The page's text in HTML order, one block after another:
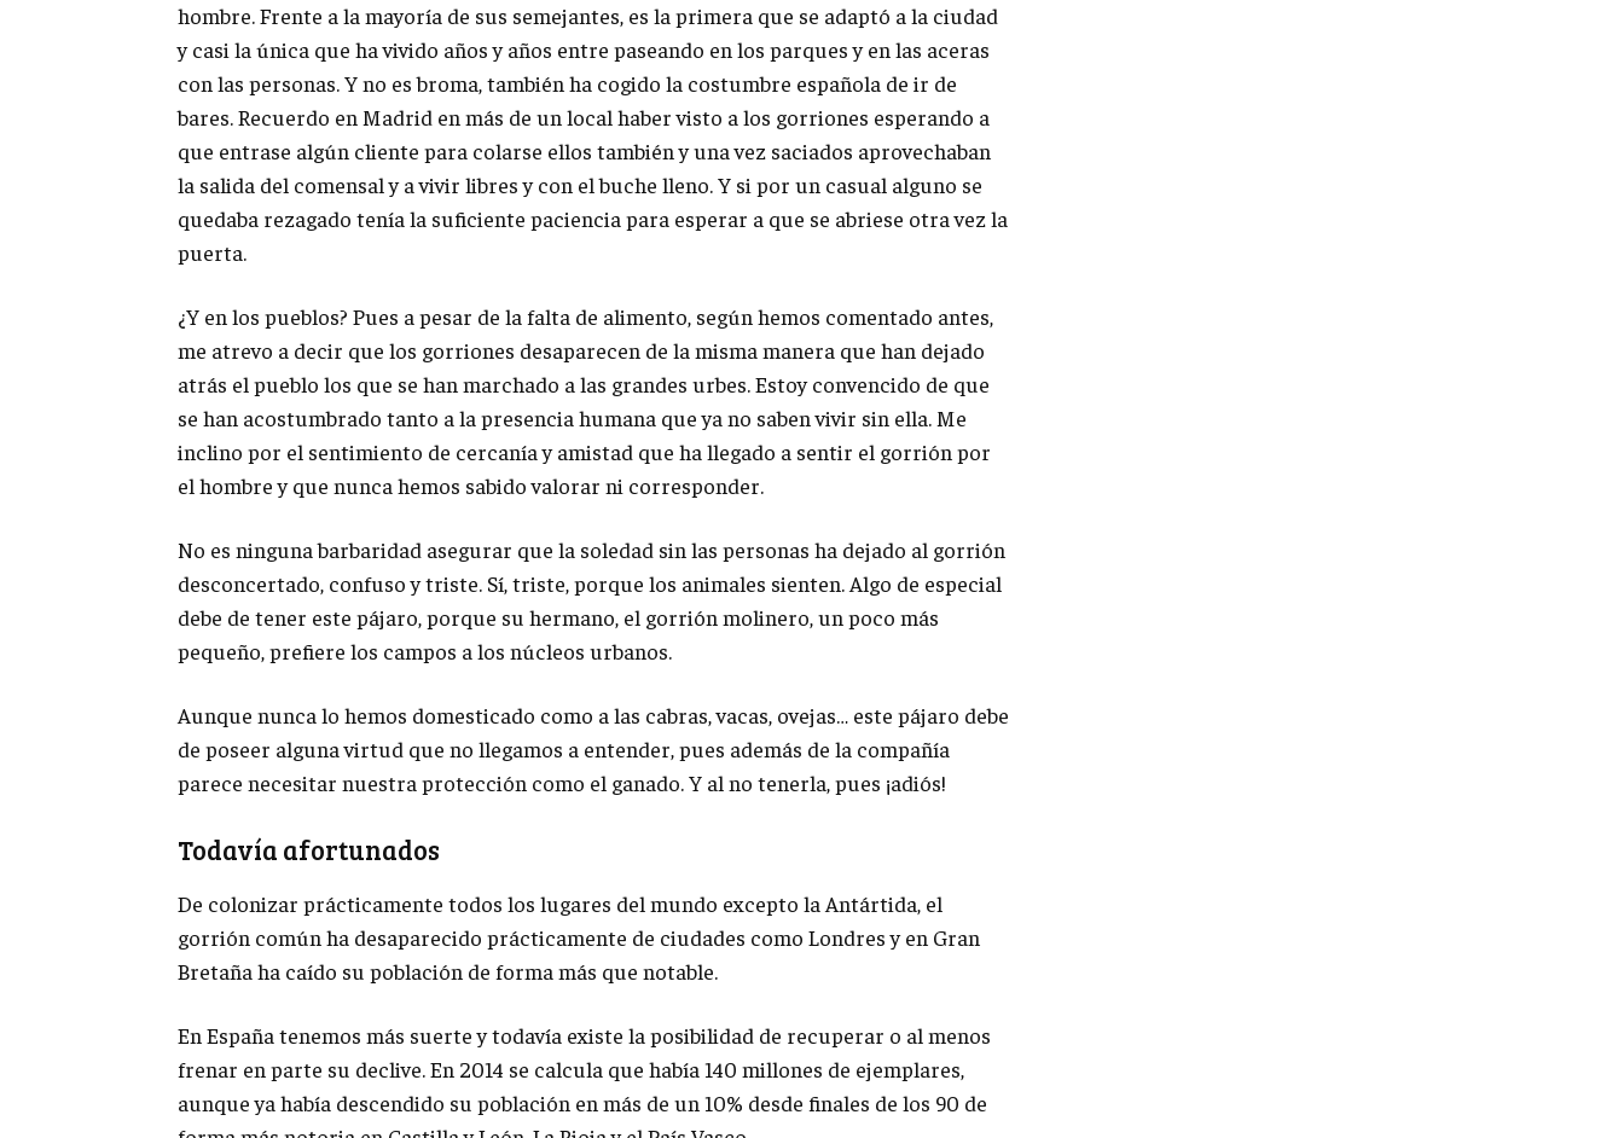
hombre. Frente a la mayoría de sus semejantes, es la primera que se adaptó a la ciudad
y casi la única que ha vivido años y años entre paseando en los parques y en las aceras
con las personas. Y no es broma, también ha cogido la costumbre española de ir de
bares. Recuerdo en Madrid en más de un local haber visto a los gorriones esperando a
que entrase algún cliente para colarse ellos también y una vez saciados aprovechaban
la salida del comensal y a vivir libres y con el buche lleno. Y si por un casual alguno se
quedaba rezagado tenía la suficiente paciencia para esperar a que se abriese otra vez la
puerta.
¿Y en los pueblos? Pues a pesar de la falta de alimento, según hemos comentado antes,
me atrevo a decir que los gorriones desaparecen de la misma manera que han dejado
atrás el pueblo los que se han marchado a las grandes urbes. Estoy convencido de que
se han acostumbrado tanto a la presencia humana que ya no saben vivir sin ella. Me
inclino por el sentimiento de cercanía y amistad que ha llegado a sentir el gorrión por
el hombre y que nunca hemos sabido valorar ni corresponder.
No es ninguna barbaridad asegurar que la soledad sin las personas ha dejado al gorrión
desconcertado, confuso y triste. Sí, triste, porque los animales sienten. Algo de especial
debe de tener este pájaro, porque su hermano, el gorrión molinero, un poco más
pequeño, prefiere los campos a los núcleos urbanos.
Aunque nunca lo hemos domesticado como a las cabras, vacas, ovejas… este pájaro debe
de poseer alguna virtud que no llegamos a entender, pues además de la compañía
parece necesitar nuestra protección como el ganado. Y al no tenerla, pues ¡adiós!
Todavía afortunados
De colonizar prácticamente todos los lugares del mundo excepto la Antártida, el
gorrión común ha desaparecido prácticamente de ciudades como Londres y en Gran
Bretaña ha caído su población de forma más que notable.
En España tenemos más suerte y todavía existe la posibilidad de recuperar o al menos
frenar en parte su declive. En 2014 se calcula que había 140 millones de ejemplares,
aunque ya había descendido su población en más de un 10% desde finales de los 90 de